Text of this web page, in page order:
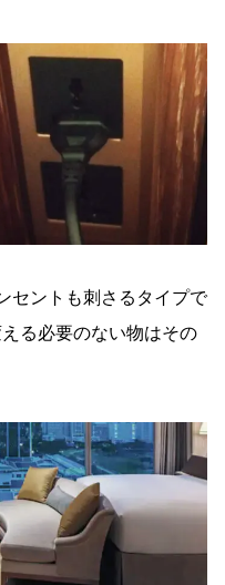
セントも刺さるタイプで
る必要のない物はその